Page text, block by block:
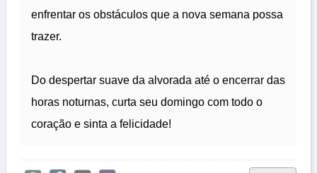
enfrentar os obstáculos que a nova semana possa
trazer.
Do despertar suave da alvorada até o encerrar das
horas noturnas, curta seu domingo com todo o
coração e sinta a felicidade!